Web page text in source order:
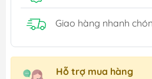
Giao hàng nhanh
Hỗ trợ mua hàng